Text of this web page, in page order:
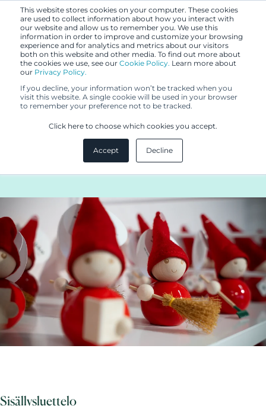
This website stores cookies on your computer. These cookies
are used to collect information about how you interact with
our website and allow us to remember you. We use this
information in order to improve and customize your browsing
experience and for analytics and metrics about our visitors
both on this website and other media. To find out more about
the cookies we use, see our Cookie Policy. Learn more about
our Privacy Policy.
If you decline, your information won’t be tracked when you
visit this website. A single cookie will be used in your browser
to remember your preference not to be tracked.
Click here to choose which cookies you accept.
Accept Decline
ASIAKASTARINA
18.3.2025
Mallisuojaus ja 3D-tavaramerkit
säilyttävät Aarikan klassikoiden
ainutlaatuisuuden
Sisällysluettelo